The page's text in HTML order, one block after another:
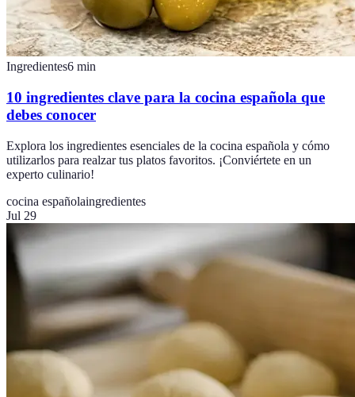
Ingredientes6 min
10 ingredientes clave para la cocina española que
debes conocer
Explora los ingredientes esenciales de la cocina española y cómo
utilizarlos para realzar tus platos favoritos. ¡Conviértete en un
experto culinario!
cocina españolaingredientes
Jul 29